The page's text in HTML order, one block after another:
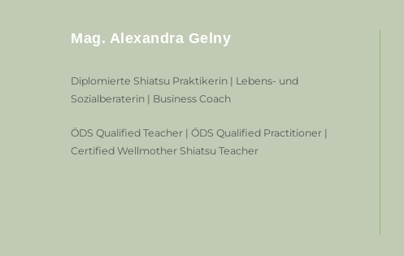
Mag. Alexandra Gelny
Diplomierte Shiatsu Praktikerin | Lebens- und
Sozialberaterin | Business Coach
ÖDS Qualified Teacher | ÖDS Qualified Practitioner |
Certified Wellmother Shiatsu Teacher